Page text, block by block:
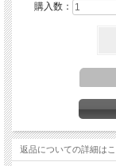
植え付け
購入数：
返品についての詳細は